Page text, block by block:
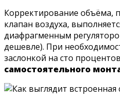
Корректирование объёма,
клапан воздуха,
диафрагменным
дешевле). При
заслонкой на сто
самостоятельного